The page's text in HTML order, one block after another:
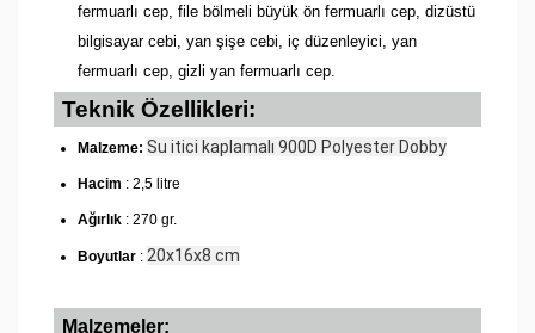
fermuarlı cep, file bölmeli büyük ön fermuarlı cep, dizüstü
bilgisayar cebi, yan şişe cebi, iç düzenleyici, yan
fermuarlı cep, gizli yan fermuarlı cep.
Teknik Özellikleri:
Malzeme: Su itici kaplamalı 900D Polyester Dobby
Hacim : 2,5 litre
Ağırlık : 270 gr.
Boyutlar : 20x16x8 cm
Malzemeler: